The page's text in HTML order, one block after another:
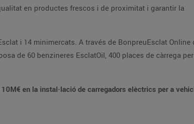
en productes frescos i de proximitat i garantir la
i 14 minimercats. A través de BonpreuEsclat Online
de 60 benzineres EsclatOil, 400 places de càrrega
10M€ en la instal·lació de carregadors elèctrics per a